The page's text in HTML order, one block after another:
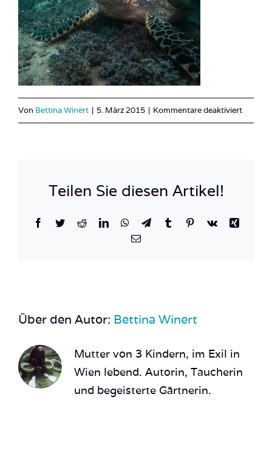
Von Bettina Winert | 5. März 2015 | Kommentare deaktiviertfür
Teilen Sie diesen Artikel!
Facebook
TwitterRedditLinkedInWhatsApp
TelegramTumblrPinterest
Vk
Xing
E-
Über den Autor: Bettina Winert
Mutter von 3 Kindern, im Exil in
Wien lebend. Autorin, Taucherin
und begeisterte Gärtnerin.